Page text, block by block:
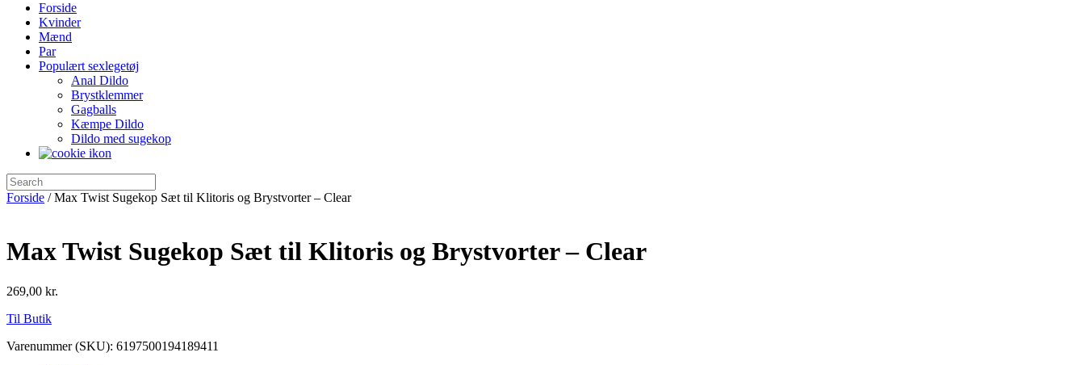
Forside
Kvinder
Mænd
Par
Populært sexlegetøj
Anal Dildo
Brystklemmer
Gagballs
Kæmpe Dildo
Dildo med sugekop
Forside / Max Twist Sugekop Sæt til Klitoris og Brystvorter – Clear
Max Twist Sugekop Sæt til Klitoris og Brystvorter – Clear
269,00 kr.
Til Butik
Varenummer (SKU): 6197500194189411